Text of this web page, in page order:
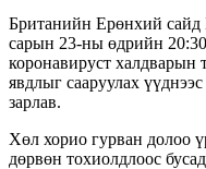
Британийн Ерөнхий сайд
сарын 23-ны өдрийн
коронавируст халдварын
явдлыг сааруулах
зарлав.
Хөл хорио гурван долоо
дөрвөн тохиолдлоос